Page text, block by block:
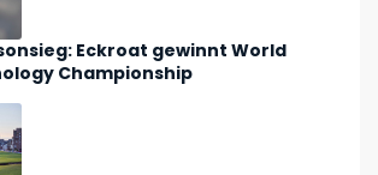
Eckroat gewinnt World
Championship